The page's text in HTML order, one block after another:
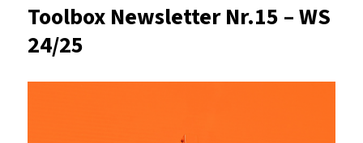
Toolbox Newsletter Nr.15 – WS
24/25